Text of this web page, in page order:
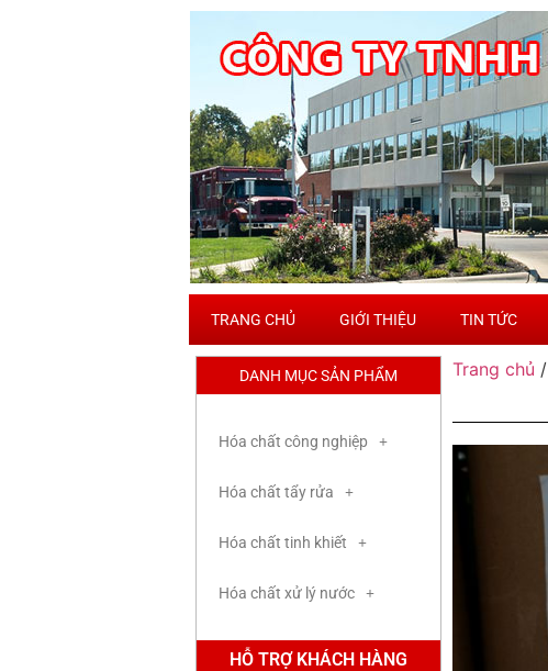
TRANG CHỦ GIỚI THIỆU TIN TỨC
DANH MỤC SẢN PHẨM
Hóa chất công nghiệp
Hóa chất tẩy rửa
Hóa chất tinh khiết
Hóa chất xử lý nước
HỖ TRỢ KHÁCH HÀNG
Trang chủ /